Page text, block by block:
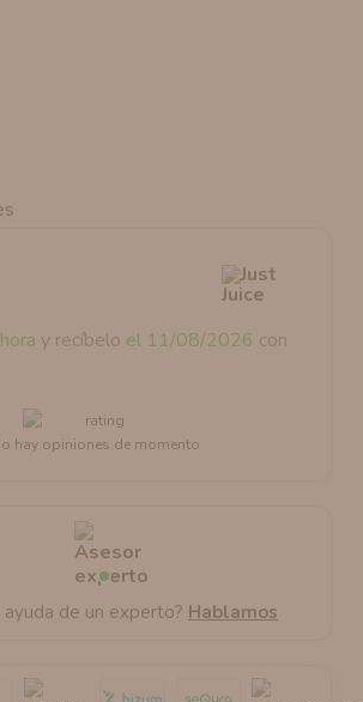
y recíbelo el 11/08/2026 con
hay opiniones de momento
ayuda de un experto? Hablamos